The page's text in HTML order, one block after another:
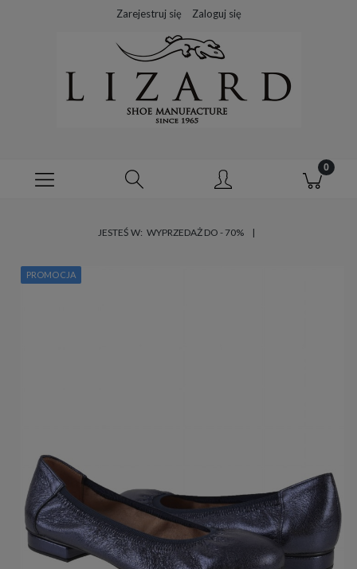
Zarejestruj się Zaloguj się
JESTEŚ W: WYPRZEDAŻ DO - 70%
PROMOCJA